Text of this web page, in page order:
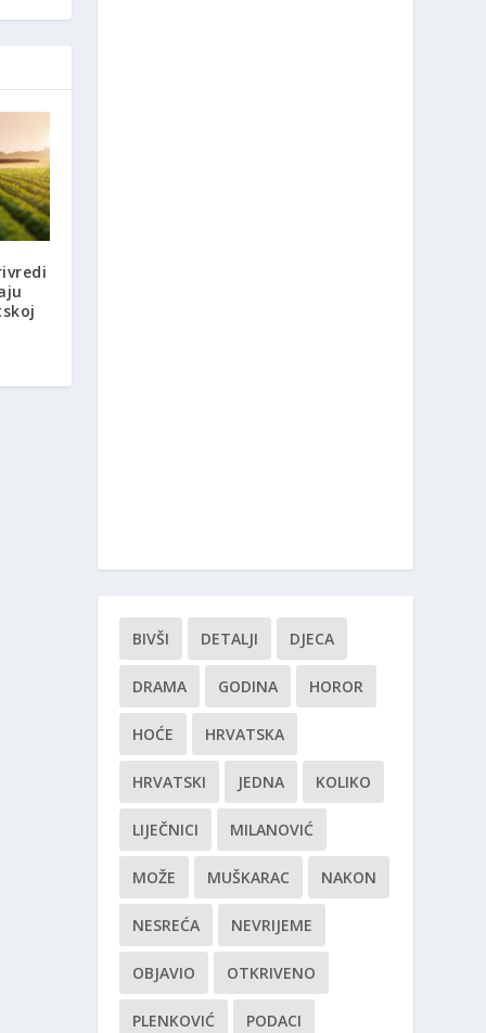
BIVŠI DETALJI DJECA
DRAMA GODINA HOROR
HOĆE HRVATSKA
HRVATSKI JEDNA KOLIKO
LIJEČNICI MILANOVIĆ
MOŽE MUŠKARAC NAKON
NESREĆA NEVRIJEME
OBJAVIO OTKRIVENO
PLENKOVIĆ PODACI